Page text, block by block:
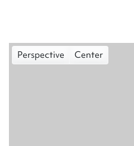
Perspective Center